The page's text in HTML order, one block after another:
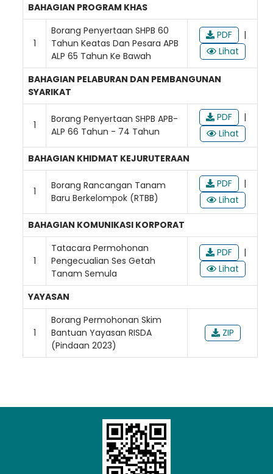
BAHAGIAN PROGRAM KHAS
1
Borang Penyertaan SHPB 60
Tahun Keatas Dan Pesara APB
ALP 65 Tahun Ke Bawah
PDF
|
Lihat
BAHAGIAN PELABURAN DAN PEMBANGUNAN
SYARIKAT
1
Borang Penyertaan SHPB APB-
ALP 66 Tahun - 74 Tahun
PDF
|
Lihat
BAHAGIAN KHIDMAT KEJURUTERAAN
1
Borang Rancangan Tanam
Baru Berkelompok (RTBB)
PDF
|
Lihat
BAHAGIAN KOMUNIKASI KORPORAT
1
Tatacara Permohonan
Pengecualian Ses Getah
Tanam Semula
PDF
|
Lihat
YAYASAN
1
Borang Permohonan Skim
Bantuan Yayasan RISDA
(Pindaan 2023)
ZIP